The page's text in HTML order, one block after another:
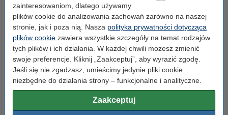
zainteresowaniom, dlatego używamy
plików cookie do analizowania zachowań zarówno na naszej
stronie, jak i poza nią. Nasza polityka prywatności dotycząca
plików cookie zawiera wszystkie szczegóły na temat rodzajów
tych plików i ich działania. W każdej chwili możesz zmienić
swoje preferencje. Kliknij „Zaakceptuj”, aby wyrazić zgodę.
Jeśli się nie zgadzasz, umieścimy jedynie pliki cookie
niezbędne do działania strony – funkcjonalne i analityczne.
Zaakceptuj
Etykiety wysyłkowe A6 (105 x
148 mm), 100 etykiet, 123drukuj
14,90 zł z VAT
Spinacze biurowe 33 mm
okrągłe (100 sztuk), 123drukuj
2,90 zł z VAT